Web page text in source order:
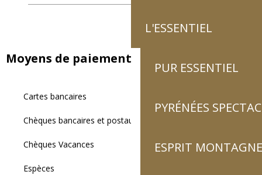
L'ESSENTIEL
PUR ESSENTIEL
PYRÉNÉES
ESPRIT MONTAGNE
Moyens de paiement
Cartes bancaires
Chèques bancaires et postaux
Chèques Vacances
Espèces